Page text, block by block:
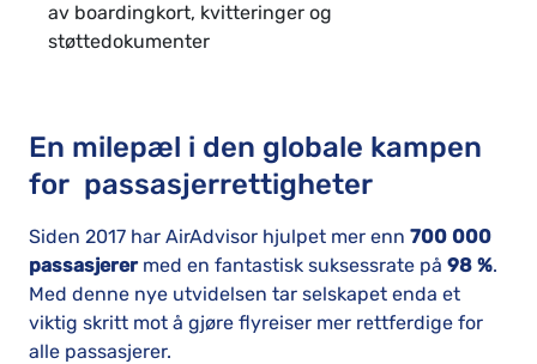
av boardingkort, kvitteringer og
støttedokumenter
En milepæl i den globale kampen
for passasjerrettigheter
Siden 2017 har AirAdvisor hjulpet mer enn 700 000
passasjerermed en fantastisk suksessrate på 98 %.
Med denne nye utvidelsen tar selskapet enda et
viktig skritt mot å gjøre flyreiser mer rettferdige for
alle passasjerer.